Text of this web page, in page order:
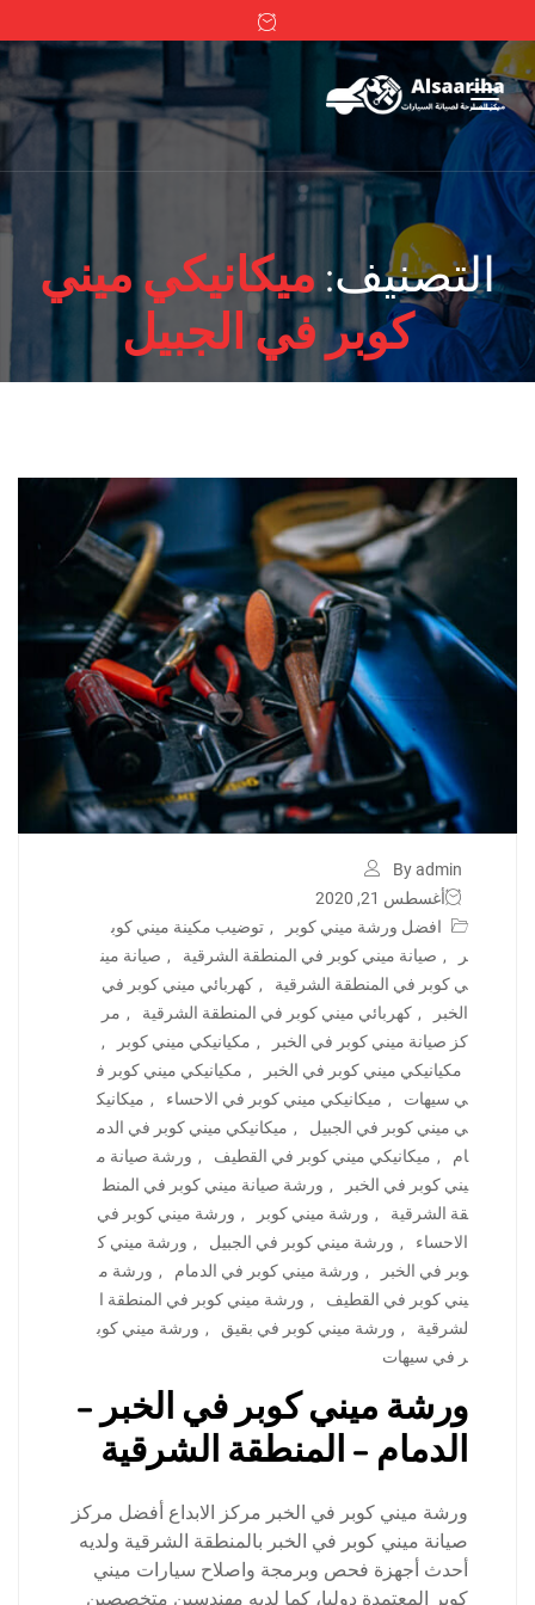
التصنيف: ميكانيكي ميني
كوبر في الجبيل
By admin
أغسطس 21, 2020
افضل ورشة ميني كوبر
, توضيب مكينة ميني كوب
ر
, صيانة ميني كوبر في المنطقة الشرقية , صيانة مين
ي كوبر في المنطقة الشرقية
, كهربائي ميني كوبر في
الخبر
, كهربائي ميني كوبر في المنطقة الشرقية , مر
كز صيانة ميني كوبر في الخبر
, مكيانيكي ميني كوبر
,
مكيانيكي ميني كوبر في الخبر
, مكيانيكي ميني كوبر ف
ي سيهات
, ميكانيكي ميني كوبر في الاحساء , ميكانيك
ي ميني كوبر في الجبيل
, ميكانيكي ميني كوبر في الدم
ام
, ميكانيكي ميني كوبر في القطيف , ورشة صيانة م
يني كوبر في الخبر
, ورشة صيانة ميني كوبر في المنط
قة الشرقية
, ورشة ميني كوبر , ورشة ميني كوبر في
الاحساء
, ورشة ميني كوبر في الجبيل , ورشة ميني ك
وبر في الخبر
, ورشة ميني كوبر في الدمام , ورشة م
يني كوبر في القطيف
, ورشة ميني كوبر في المنطقة ا
لشرقية
, ورشة ميني كوبر في بقيق , ورشة ميني كوب
ر في سيهات
ورشة ميني كوبر في الخبر –
الدمام – المنطقة الشرقية
ورشة ميني كوبر في الخبر مركز الابداع أفضل مركز
صيانة ميني كوبر في الخبر بالمنطقة الشرقية ولديه
أحدث أجهزة فحص وبرمجة واصلاح سيارات ميني
كوبر المعتمدة دوليا، كما لديه مهندسين متخصصين